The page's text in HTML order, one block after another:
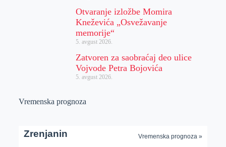
Otvaranje izložbe Momira
Kneževića „Osvežavanje
memorije“
5. avgust 2026.
Zatvoren za saobraćaj deo ulice
Vojvode Petra Bojovića
5. avgust 2026.
Vremenska prognoza